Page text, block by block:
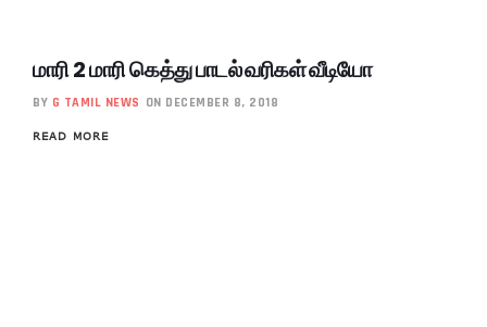
மாரி 2 மாரி கெத்து பாடல் வரிகள் வீடியோ
BY G TAMIL NEWS ON DECEMBER 8, 2018
READ MORE